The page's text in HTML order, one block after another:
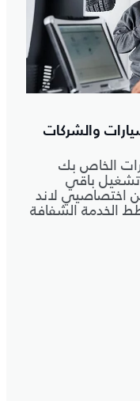
والشركات
الخاص بك
باقي
اختصاصيي لاند
الخدمة الشفافة